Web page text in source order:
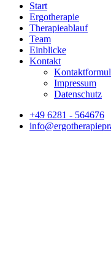
Start
Ergotherapie
Therapieablauf
Team
Einblicke
Kontakt
Impressum
Datenschutz
+49 6281 - 564676